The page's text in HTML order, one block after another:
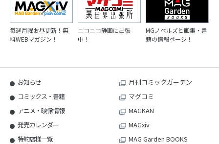
毎週月曜お昼更新！無
料WEBマガジン！
ニコニコ静画に出張
中！
MGノベルズと画集・書
籍の情報ページ！
お知らせ
コミックス・書籍
アニメ・映像情報
発売カレンダー
特約店様一覧
月刊コミックガーデン
マグコミ
MAGKAN
MAGxiv
MAG Garden BOOKS